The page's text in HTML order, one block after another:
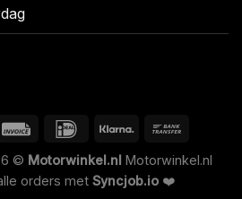
© Motorwinkel.nl Motorwinkel.nl
orders met Syncjob.io ❤️